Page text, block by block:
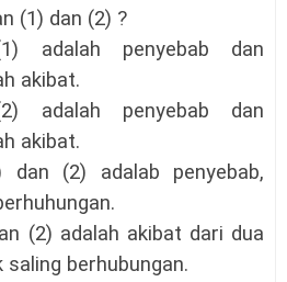
(1) dan (2) ?
adalah penyebab dan
akibat.
adalah penyebab dan
akibat.
dan (2) adalab penyebab,
.
(2) adalah akibat dari dua
saling berhubungan.